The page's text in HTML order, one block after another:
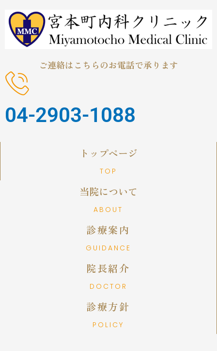
ご連絡はこちらのお電話で承ります
04-2903-1088
トップページ
TOP
当院について
ABOUT
診療案内
GUIDANCE
院長紹介
DOCTOR
診療方針
POLICY